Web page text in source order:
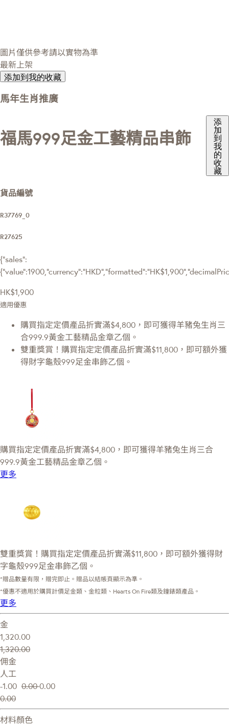
圖片僅供參考請以實物為準
最新上架
添加到我的收藏
馬年生肖推廣
福馬999足金工藝精品串飾
添
加
到
我
的
收
藏
貨品編號
R37769_0
R27625
{"sales":
HK$1,900
適用優惠
購買指定定價產品折實滿$4,800，即可獲得羊豬兔生肖三
合999.9黃金工藝精品金章乙個。
雙重獎賞！購買指定定價產品折實滿$11,800，即可額外獲
得財字龜殼999足金串飾乙個。
購買指定定價產品折實滿$4,800，即可獲得羊豬兔生肖三合
999.9黃金工藝精品金章乙個。
更多
雙重獎賞！購買指定定價產品折實滿$11,800，即可額外獲得財
字龜殼999足金串飾乙個。
*贈品數量有限，贈完即止。贈品以結帳頁顯示為準。
*優惠不適用於購買計價足金類、金粒類、Hearts On Fire類及鐘錶類產品。
更多
金
1,320.00
1,320.00
佣金
人工
-1.00 0.000.00
0.00
材料顏色